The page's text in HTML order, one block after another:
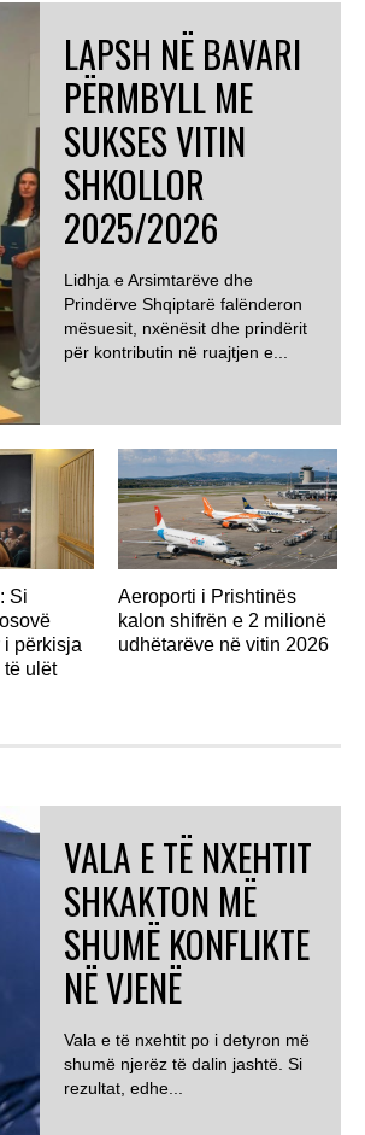
LAPSH NË BAVARI
PËRMBYLL ME
SUKSES VITIN
SHKOLLOR
2025/2026
Lidhja e Arsimtarëve dhe
Prindërve Shqiptarë falënderon
mësuesit, nxënësit dhe prindërit
për kontributin në ruajtjen e...
Si
i përkisja
të ulët
Aeroporti i Prishtinës
kalon shifrën e 2 milionë
udhëtarëve në vitin 2026
VALA E TË NXEHTIT
SHKAKTON MË
SHUMË KONFLIKTE
NË VJENË
Vala e të nxehtit po i detyron më
shumë njerëz të dalin jashtë. Si
rezultat, edhe...